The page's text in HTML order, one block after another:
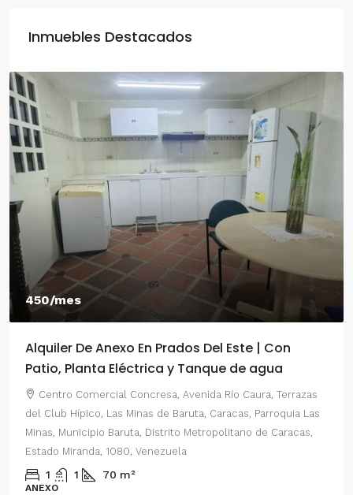
Inmuebles Destacados
De Anexo En Prados Del Este | Con
Planta Eléctrica y Tanque de agua
Comercial Concresa, Avenida Río Caura, Terrazas
Hípico, Las Minas de Baruta, Caracas, Parroquia Las
Municipio Baruta, Distrito Metropolitano de Caracas,
Miranda, 1080, Venezuela
1 70 m²
del